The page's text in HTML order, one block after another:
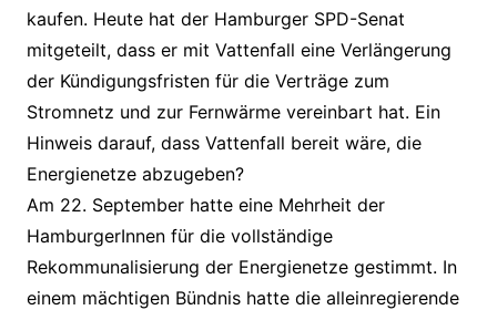
kaufen. Heute hat der Hamburger SPD-Senat
mitgeteilt, dass er mit Vattenfall eine Verlängerung
der Kündigungsfristen für die Verträge zum
Stromnetz und zur Fernwärme vereinbart hat. Ein
Hinweis darauf, dass Vattenfall bereit wäre, die
Energienetze abzugeben?
Am 22. September hatte eine Mehrheit der
HamburgerInnen für die vollständige
Rekommunalisierung der Energienetze gestimmt. In
einem mächtigen Bündnis hatte die alleinregierende